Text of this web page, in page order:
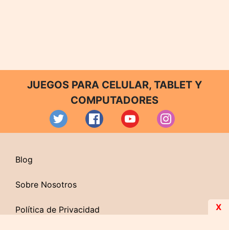
JUEGOS PARA CELULAR, TABLET Y
COMPUTADORES
Blog
Sobre Nosotros
Política de Privacidad X